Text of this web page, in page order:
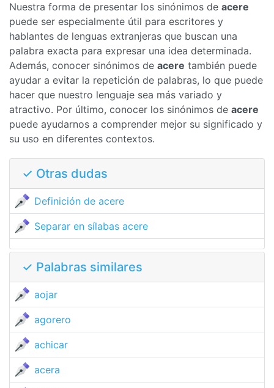
Nuestra forma de presentar los sinónimos de acere
puede ser especialmente útil para escritores y
hablantes de lenguas extranjeras que buscan una
palabra exacta para expresar una idea determinada.
Además, conocer sinónimos de acere también puede
ayudar a evitar la repetición de palabras, lo que puede
hacer que nuestro lenguaje sea más variado y
atractivo. Por último, conocer los sinónimos de acere
puede ayudarnos a comprender mejor su significado y
su uso en diferentes contextos.
✓ Otras dudas
Definición de acere
Separar en sílabas acere
✓ Palabras similares
aojar
agorero
achicar
acera